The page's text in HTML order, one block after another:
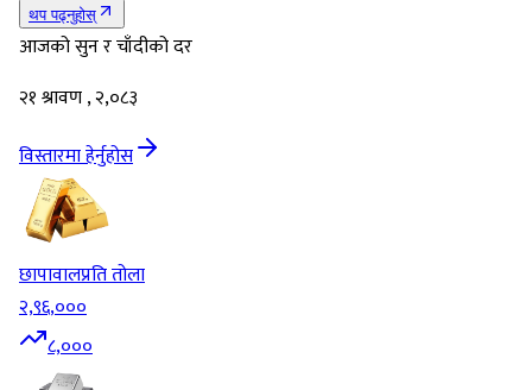
थप पढ्नुहोस्
आजको सुन र चाँदीको दर
२१ श्रावण , २,०८३
विस्तारमा हेर्नुहोस
छापावालप्रति तोला
२,९६,०००
८,०००